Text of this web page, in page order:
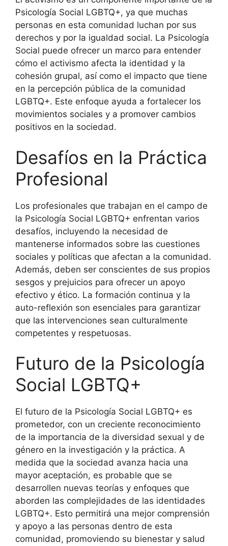
Psicología Social LGBTQ+, ya que muchas
personas en esta comunidad luchan por sus
derechos y por la igualdad social. La Psicología
Social puede ofrecer un marco para entender
cómo el activismo afecta la identidad y la
cohesión grupal, así como el impacto que tiene
en la percepción pública de la comunidad
LGBTQ+. Este enfoque ayuda a fortalecer los
movimientos sociales y a promover cambios
positivos en la sociedad.
Desafíos en la Práctica
Profesional
Los profesionales que trabajan en el campo de
la Psicología Social LGBTQ+ enfrentan varios
desafíos, incluyendo la necesidad de
mantenerse informados sobre las cuestiones
sociales y políticas que afectan a la comunidad.
Además, deben ser conscientes de sus propios
sesgos y prejuicios para ofrecer un apoyo
efectivo y ético. La formación continua y la
auto-reflexión son esenciales para garantizar
que las intervenciones sean culturalmente
competentes y respetuosas.
Futuro de la Psicología
Social LGBTQ+
El futuro de la Psicología Social LGBTQ+ es
prometedor, con un creciente reconocimiento
de la importancia de la diversidad sexual y de
género en la investigación y la práctica. A
medida que la sociedad avanza hacia una
mayor aceptación, es probable que se
desarrollen nuevas teorías y enfoques que
aborden las complejidades de las identidades
LGBTQ+. Esto permitirá una mejor comprensión
y apoyo a las personas dentro de esta
comunidad, promoviendo su bienestar y salud